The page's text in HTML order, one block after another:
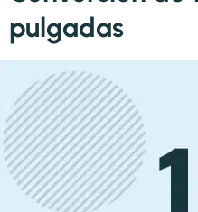
pulgadas